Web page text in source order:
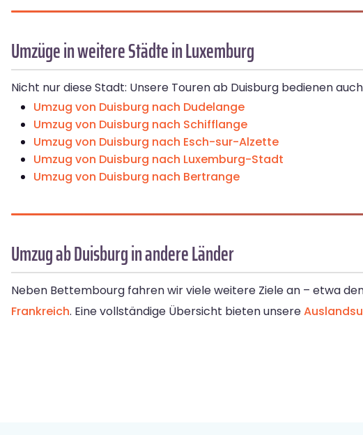
Umzüge in weitere Städte in Luxemburg
Nicht nur diese Stadt: Unsere Touren ab Duisburg bedienen
Umzug von Duisburg nach Dudelange
Umzug von Duisburg nach Schifflange
Umzug von Duisburg nach Esch-sur-Alzette
Umzug von Duisburg nach Luxemburg-Stadt
Umzug von Duisburg nach Bertrange
Umzug ab Duisburg in andere Länder
Neben Bettembourg fahren wir viele weitere Ziele an – etwa
Frankreich. Eine vollständige Übersicht bieten unsere